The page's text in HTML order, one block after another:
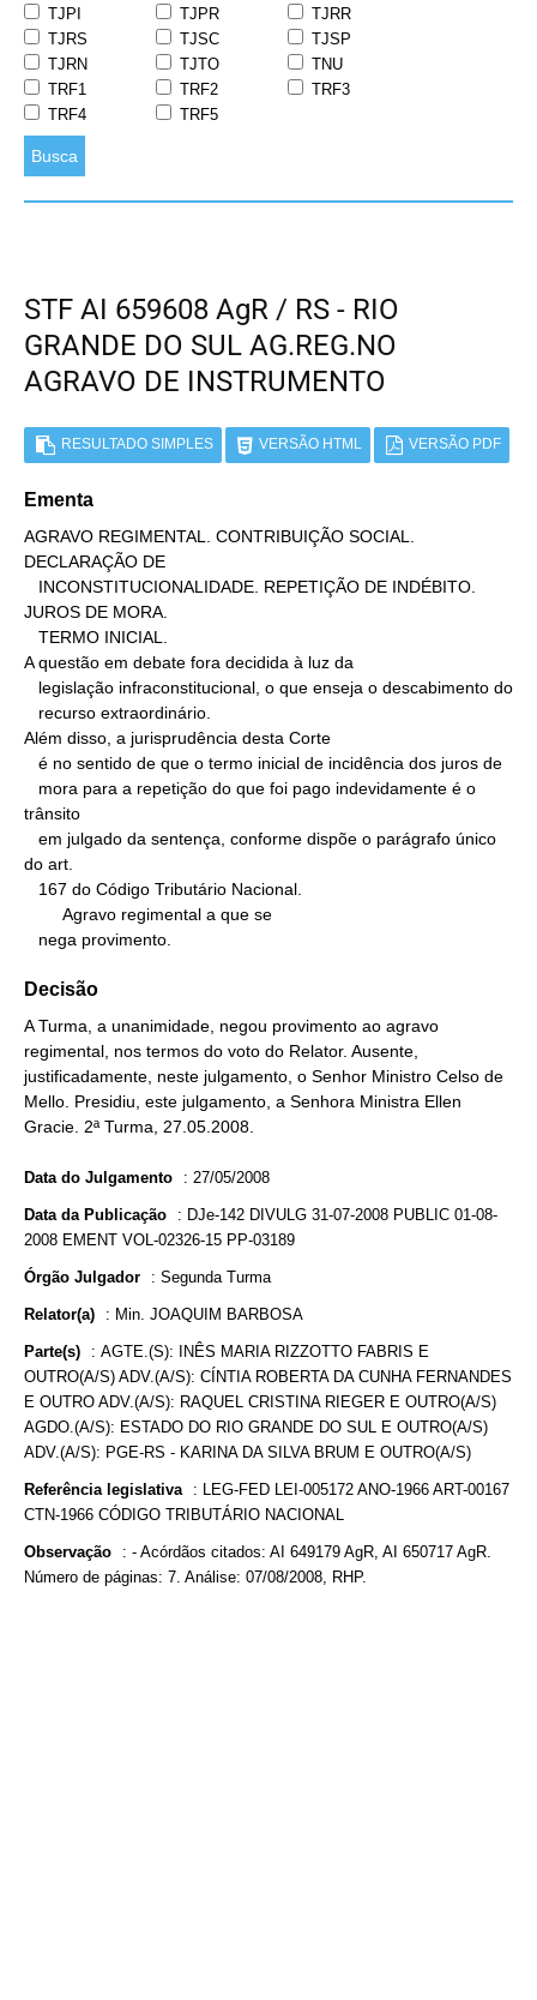
TJPI
TJPR
TJRR
TJRS
TJSC
TJSP
TJRN
TJTO
TNU
TRF1
TRF2
TRF3
TRF4
TRF5
Busca
STF AI 659608 AgR / RS - RIO
GRANDE DO SUL AG.REG.NO
AGRAVO DE INSTRUMENTO
RESULTADO SIMPLES VERSÃO HTML VERSÃO PDF
Ementa
AGRAVO REGIMENTAL. CONTRIBUIÇÃO SOCIAL.
DECLARAÇÃO DE
JUROS DE MORA.
A questão em debate fora decidida à luz da
Além disso, a jurisprudência desta Corte
trânsito
do art.
   nega provimento.
Decisão
A Turma, a unanimidade, negou provimento ao agravo
regimental, nos termos do voto do Relator. Ausente,
justificadamente, neste julgamento, o Senhor Ministro Celso de
Mello. Presidiu, este julgamento, a Senhora Ministra Ellen
Gracie. 2ª Turma, 27.05.2008.
Data do Julgamento : 27/05/2008
Data da Publicação : DJe-142 DIVULG 31-07-2008 PUBLIC 01-08-
2008 EMENT VOL-02326-15 PP-03189
Órgão Julgador : Segunda Turma
Relator(a) : Min. JOAQUIM BARBOSA
Parte(s) : AGTE.(S): INÊS MARIA RIZZOTTO FABRIS E
OUTRO(A/S) ADV.(A/S): CÍNTIA ROBERTA DA CUNHA FERNANDES
E OUTRO ADV.(A/S): RAQUEL CRISTINA RIEGER E OUTRO(A/S)
AGDO.(A/S): ESTADO DO RIO GRANDE DO SUL E OUTRO(A/S)
ADV.(A/S): PGE-RS - KARINA DA SILVA BRUM E OUTRO(A/S)
Referência legislativa : LEG-FED LEI-005172 ANO-1966 ART-00167
CTN-1966 CÓDIGO TRIBUTÁRIO NACIONAL
Observação : - Acórdãos citados: AI 649179 AgR, AI 650717 AgR.
Número de páginas: 7. Análise: 07/08/2008, RHP.